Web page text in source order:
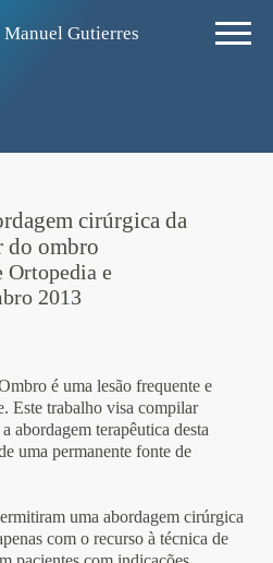
Gutierres
cirúrgica da
do ombro
Ortopedia e
2013
é uma lesão frequente e
Este trabalho visa compilar
abordagem terapêutica desta
uma permanente fonte de
uma abordagem cirúrgica
com o recurso à técnica de